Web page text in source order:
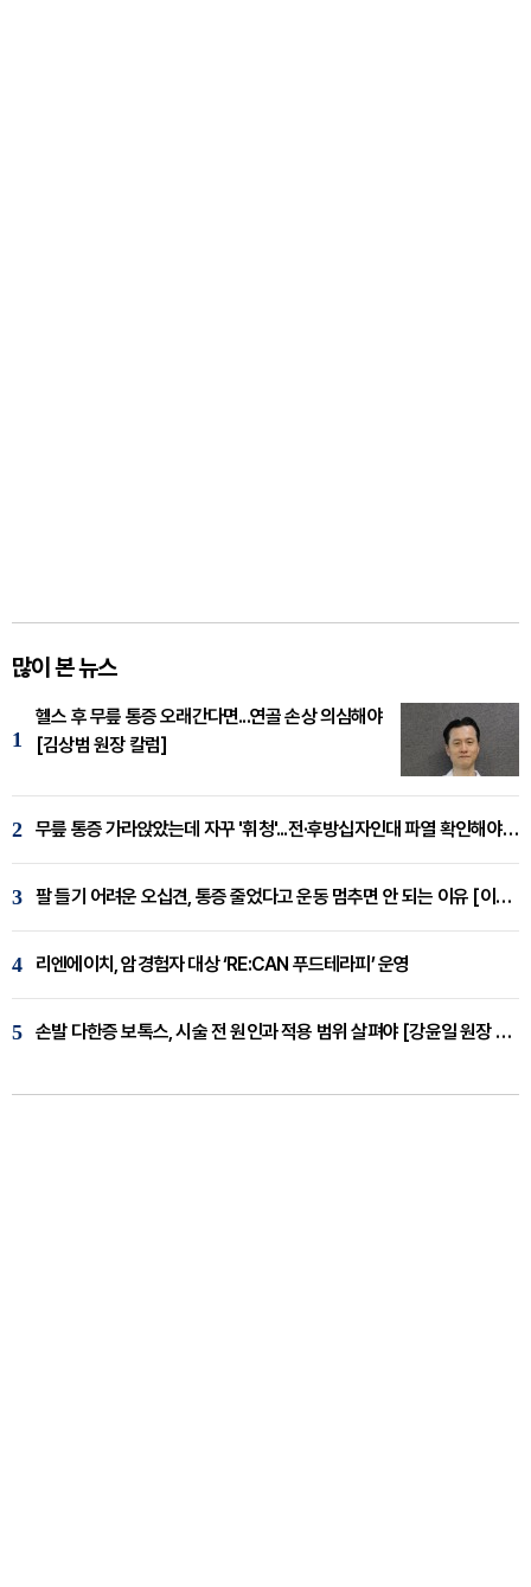
많이 본 뉴스
1
헬스 후 무릎 통증 오래간다면...연골 손상 의심해야
[김상범 원장 칼럼]
2 무릎 통증 가라앉았는데 자꾸 '휘청'...전·후방십자인대 파열 확인해야 [곽우경 원장 칼럼]
3 팔 들기 어려운 오십견, 통증 줄었다고 운동 멈추면 안 되는 이유 [이병욱 원장 칼럼]
4 리엔에이치, 암경험자 대상 ‘RE:CAN 푸드테라피’ 운영
5 손발 다한증 보톡스, 시술 전 원인과 적용 범위 살펴야 [강윤일 원장 칼럼]